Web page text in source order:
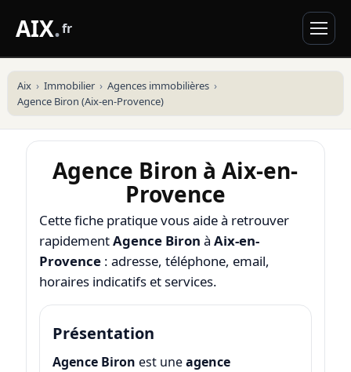
AIX.fr
Aix Immobilier
Agences immobilières
Agence Biron (Aix-en-Provence)
Agence Biron à Aix-en-
Provence
Cette fiche pratique vous aide à retrouver
rapidementAgence Biron à Aix-en-
Provence: adresse, téléphone, email,
horaires indicatifs et services.
Présentation
Agence Biron est uneagence